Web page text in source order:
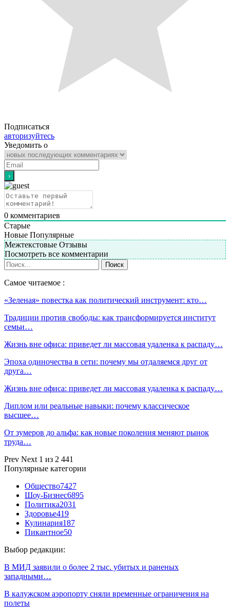
Подписаться
авторизуйтесь
Уведомить о
0 комментариев
Старые
Новые Популярные
Межтекстовые Отзывы
Посмотреть все комментарии
Самое читаемое :
«Зеленая» повестка как политический инструмент: кто…
Традиции против свободы: как трансформируется институт
семьи…
Жизнь вне офиса: приведет ли массовая удаленка к распаду…
Эпоха одиночества в сети: почему мы отдаляемся друг от
друга…
Жизнь вне офиса: приведет ли массовая удаленка к распаду…
Диплом или реальные навыки: почему классическое
высшее…
От зумеров до альфа: как новые поколения меняют рынок
труда…
Prev Next 1 из 2 441
Популярные категории
Общество7427
Шоу-Бизнес6895
Политика2031
Здоровье419
Кулинария187
Пикантное50
Выбор редакции:
В МИД заявили о более 2 тыс. убитых и раненых
западными…
В калужском аэропорту сняли временные ограничения на
полеты